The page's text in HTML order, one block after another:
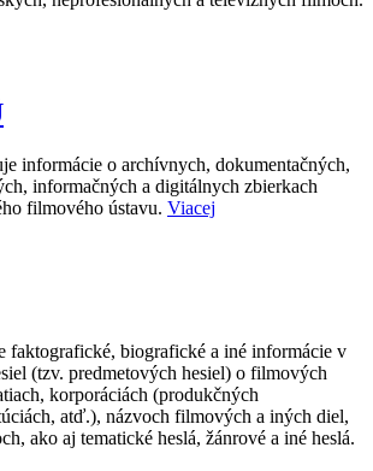
informácie o archívnych, dokumentačných,
informačných a digitálnych zbierkach
filmového ústavu. Viacej
faktografické, biografické a iné informácie v
(tzv. predmetových hesiel) o filmových
korporáciách (produkčných
atď.), názvoch filmových a iných diel,
ako aj tematické heslá, žánrové a iné heslá.